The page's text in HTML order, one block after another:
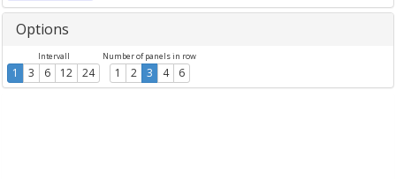
Options
Intervall
1 3 6 12 24
Number of panels in row
1 2 3 4 6